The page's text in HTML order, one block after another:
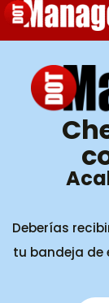
Deberías
tu bandeja de